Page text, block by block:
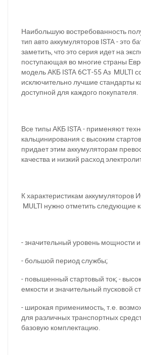
Наибольшую востребованность
тип авто аккумуляторов ISTA - это
заметить, что это серия идет на
поступающая во многие страны
модель АКБ ISTA 6СТ-55 Аз MULTI
исключительно лучшие стандарты
доступной для каждого покупателя.
Все типы АКБ ISTA - применяют
кальцинирования с высоким
придает этим аккумуляторам
качества и низкий расход
К характеристикам аккумуляторов
MULTI нужно отметить следующие
- значительный уровень мощности
- большой период службы;
- повышенный стартовый ток; -
емкости и значительный пусковой
- широкая применимость, т.е.
для различных транспортных
базовую комплектацию.
При отсутствии связи - пишите,
Написать в Viber